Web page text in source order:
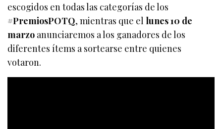
escogidos en todas las categorías de los
#PremiosPOTQ, mientras que el lunes 10 de
marzo anunciaremos a los ganadores de los
diferentes ítems a sortearse entre quienes
votaron.